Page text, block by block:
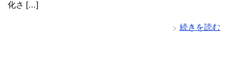
化さ […]
続きを読む